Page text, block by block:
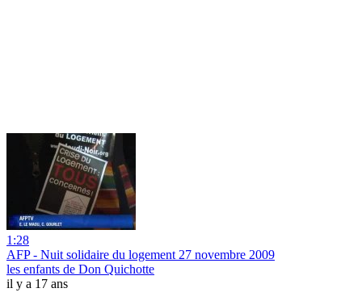
1:28
AFP - Nuit solidaire du logement 27 novembre 2009
les enfants de Don Quichotte
il y a 17 ans